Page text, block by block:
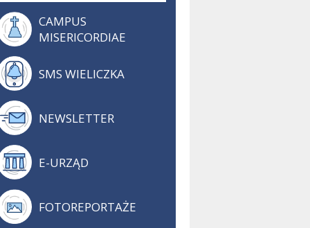
CAMPUS
MISERICORDIAE
SMS WIELICZKA
NEWSLETTER
E-URZĄD
FOTOREPORTAŻE